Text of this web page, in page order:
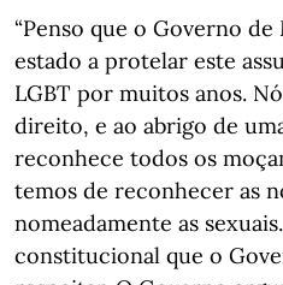
“Penso que o Governo
estado a protelar este
LGBT por muitos anos.
direito, e ao abrigo de
reconhece todos os
temos de reconhecer as
nomeadamente as
constitucional que o